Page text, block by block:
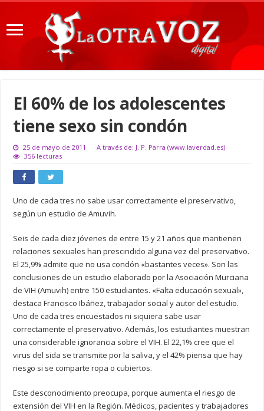
El 60% de los adolescentes
tiene sexo sin condón
25 de mayo de 2011
A través de: J. P. Parra (www.laverdad.es)
356 lecturas
Uno de cada tres no sabe usar correctamente el preservativo,
según un estudio de Amuvih.
Seis de cada diez jóvenes de entre 15 y 21 años que mantienen
relaciones sexuales han prescindido alguna vez del preservativo.
El 25,9% admite que no usa condón «bastantes veces». Son las
conclusiones de un estudio elaborado por la Asociación Murciana
de VIH (Amuvih) entre 150 estudiantes. «Falta educación sexual»,
destaca Francisco Ibáñez, trabajador social y autor del estudio.
Uno de cada tres encuestados ni siquiera sabe usar
correctamente el preservativo. Además, los estudiantes muestran
una considerable ignorancia sobre el VIH. El 22,1% cree que el
virus del sida se transmite por la saliva, y el 42% piensa que hay
riesgo si se comparte ropa o cubiertos.
Este desconocimiento preocupa, porque aumenta el riesgo de
extensión del VIH en la Región. Médicos, pacientes y trabajadores